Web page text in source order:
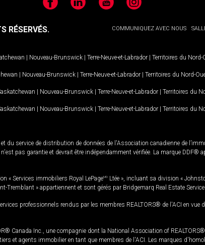
FacebookLinkedIn YouTubeInstagram
COMMUNIQUEZ AVEC NOUS
RÉSERVÉS.
| Nouveau-Brunswick | Terre-Neuve-et-Labrador | Territoires du Nord-
| Nouveau-Brunswick | Terre-Neuve-et-Labrador | Territoires du Nord-
| Nouveau-Brunswick | Terre-Neuve-et-Labrador | Territoires du
| Nouveau-Brunswick | Terre-Neuve-et-Labrador | Territoires du
et du service de distribution de données de l'Association canadienne de
pas garantie et devrait être indépendamment vérifiée. La marque DDF®
« Services immobiliers Royal LePageMD Ltée », incluant sa division «
Tremblant » appartiennent et sont gérés par Bridgemarq Real Estate
professionnels rendus par les membres REALTORS® de l'ACI en vue
Canada Inc., une compagnie dont la National Association of
et agents immobilier en tant que membres de l'ACI. Les marques